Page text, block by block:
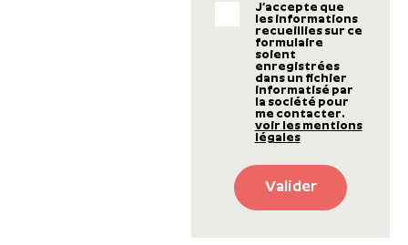
J’accepte que
les informations
recueillies sur ce
formulaire
soient
enregistrées
dans un fichier
informatisé par
la société pour
me contacter.
voir les mentions
légales
Valider